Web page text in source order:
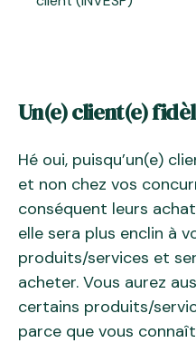
Un(e) client(e)
Hé oui, puisqu’un(e)
et non chez vos
conséquent leurs
elle sera plus enclin à
produits/services et
acheter. Vous aurez
certains produits/
parce que vous